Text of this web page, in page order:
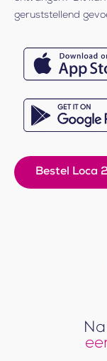
geruststellend
Bestel Loca